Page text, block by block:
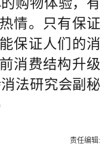
情。只有保证
保证人们的消
消费结构升级
法研究会副秘
责任编辑: